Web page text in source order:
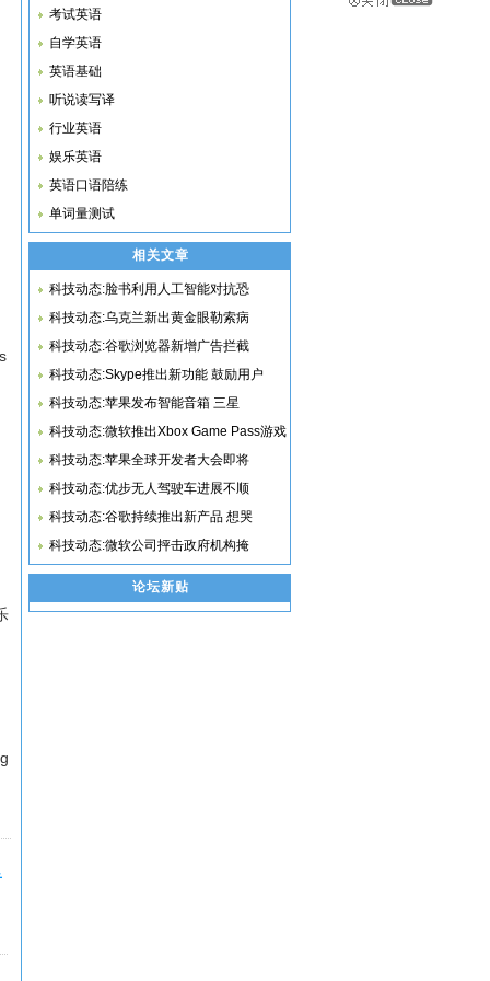
考试英语
自学英语
英语基础
听说读写译
行业英语
娱乐英语
英语口语陪练
单词量测试
相关文章
科技动态:脸书利用人工智能对抗恐
科技动态:乌克兰新出黄金眼勒索病
科技动态:谷歌浏览器新增广告拦截
科技动态:Skype推出新功能 鼓励用户
科技动态:苹果发布智能音箱 三星
科技动态:微软推出Xbox Game Pass游戏
科技动态:苹果全球开发者大会即将
科技动态:优步无人驾驶车进展不顺
科技动态:谷歌持续推出新产品 想哭
科技动态:微软公司抨击政府机构掩
论坛新贴